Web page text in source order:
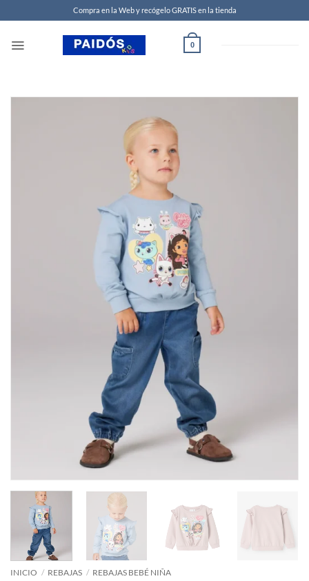
Compra en la Web y recógelo GRATIS en la tienda
0
INICIO / REBAJAS / REBAJAS BEBÉ NIÑA